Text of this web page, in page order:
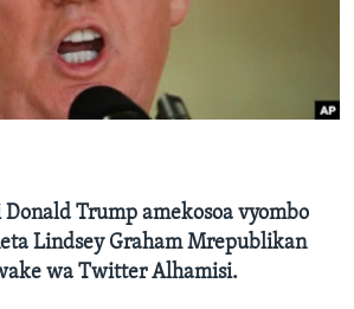
Trump amekosoa vyombo
Lindsey Graham Mrepublikan
wa Twitter Alhamisi.